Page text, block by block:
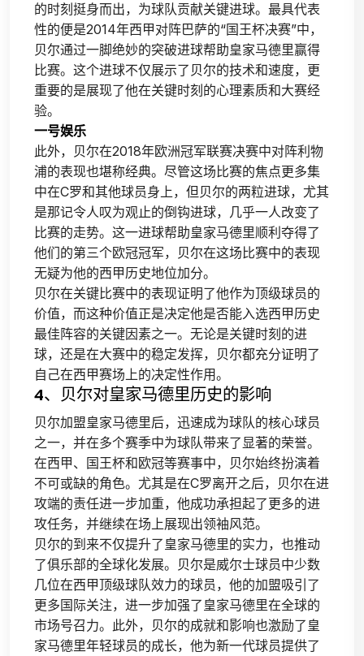
的时刻挺身而出，为球队贡献关键进球。最具代表
性的便是2014年西甲对阵巴萨的“国王杯决赛”中，
贝尔通过一脚绝妙的突破进球帮助皇家马德里赢得
比赛。这个进球不仅展示了贝尔的技术和速度，更
重要的是展现了他在关键时刻的心理素质和大赛经
验。
一号娱乐
此外，贝尔在2018年欧洲冠军联赛决赛中对阵利物
浦的表现也堪称经典。尽管这场比赛的焦点更多集
中在C罗和其他球员身上，但贝尔的两粒进球，尤其
是那记令人叹为观止的倒钩进球，几乎一人改变了
比赛的走势。这一进球帮助皇家马德里顺利夺得了
他们的第三个欧冠冠军，贝尔在这场比赛中的表现
无疑为他的西甲历史地位加分。
贝尔在关键比赛中的表现证明了他作为顶级球员的
价值，而这种价值正是决定他是否能入选西甲历史
最佳阵容的关键因素之一。无论是关键时刻的进
球，还是在大赛中的稳定发挥，贝尔都充分证明了
自己在西甲赛场上的决定性作用。
4、贝尔对皇家马德里历史的影响
贝尔加盟皇家马德里后，迅速成为球队的核心球员
之一，并在多个赛季中为球队带来了显著的荣誉。
在西甲、国王杯和欧冠等赛事中，贝尔始终扮演着
不可或缺的角色。尤其是在C罗离开之后，贝尔在进
攻端的责任进一步加重，他成功承担起了更多的进
攻任务，并继续在场上展现出领袖风范。
贝尔的到来不仅提升了皇家马德里的实力，也推动
了俱乐部的全球化发展。贝尔是威尔士球员中少数
几位在西甲顶级球队效力的球员，他的加盟吸引了
更多国际关注，进一步加强了皇家马德里在全球的
市场号召力。此外，贝尔的成就和影响也激励了皇
家马德里年轻球员的成长，他为新一代球员提供了